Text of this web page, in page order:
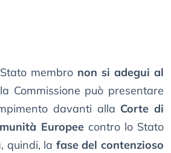
membro non si adegui al
Commissione può presentare
davanti alla Corte di
Europeecontro lo Stato
quindi, la fase del contenzioso